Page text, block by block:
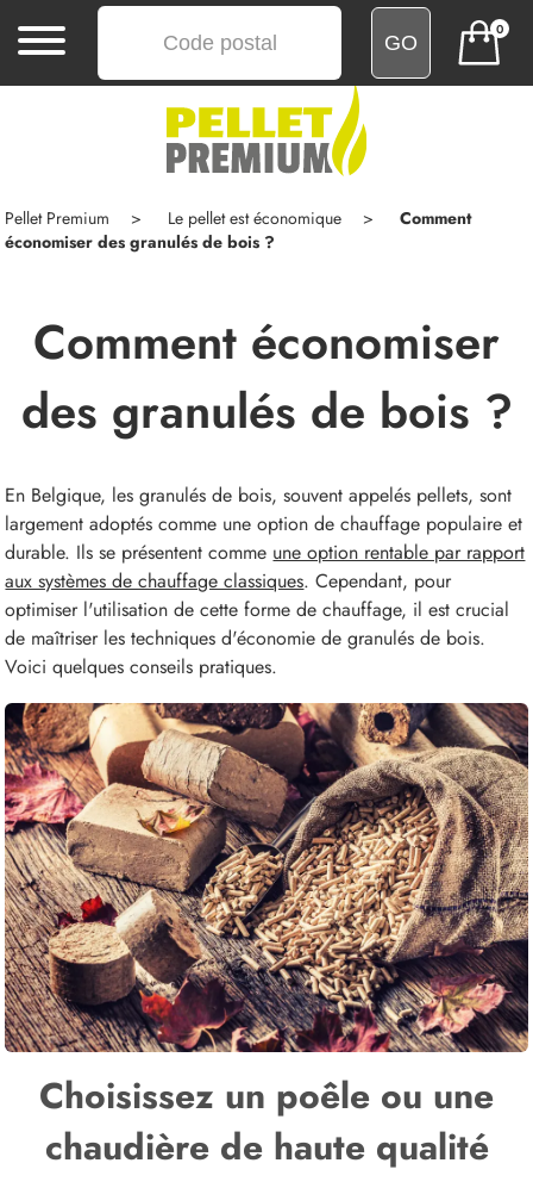
0
ACHATS
GROUPÉS
LIVRAISON
BLOG
Pellet Premium Le pellet est économique
Comment
économiser des granulés de bois ?
Comment économiser
des granulés de bois ?
En Belgique, les granulés de bois, souvent appelés pellets, sont
largement adoptés comme une option de chauffage populaire et
durable. Ils se présentent comme une option rentable par rapport
aux systèmes de chauffage classiques. Cependant, pour
optimiser l'utilisation de cette forme de chauffage, il est crucial
de maîtriser les techniques d'économie de granulés de bois.
Voici quelques conseils pratiques.
Choisissez un poêle ou une
chaudière de haute qualité